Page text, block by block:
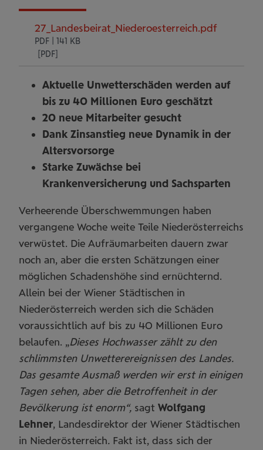
27_Landesbeirat_Niederoesterreich.pdf
PDF | 141 KB
Aktuelle Unwetterschäden werden auf
bis zu 40 Millionen Euro geschätzt
20 neue Mitarbeiter gesucht
Dank Zinsanstieg neue Dynamik in der
Altersvorsorge
Starke Zuwächse bei
Krankenversicherung und Sachsparten
Verheerende Überschwemmungen haben
vergangene Woche weite Teile Niederösterreichs
verwüstet. Die Aufräumarbeiten dauern zwar
noch an, aber die ersten Schätzungen einer
möglichen Schadenshöhe sind ernüchternd.
Allein bei der Wiener Städtischen in
Niederösterreich werden sich die Schäden
voraussichtlich auf bis zu 40 Millionen Euro
belaufen. „Dieses Hochwasser zählt zu den
schlimmsten Unwetterereignissen des Landes.
Das gesamte Ausmaß werden wir erst in einigen
Tagen sehen, aber die Betroffenheit in der
Bevölkerung ist enorm“, sagt Wolfgang
Lehner, Landesdirektor der Wiener Städtischen
in Niederösterreich. Fakt ist, dass sich der